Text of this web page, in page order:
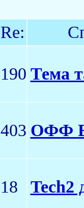
Re:
190 Тема
403 ОФФ
18 Tech2